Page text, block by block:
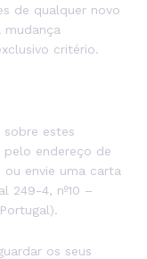
de qualquer novo
critério.
estes
endereço de
ou envie uma carta
249-4, nº10 –
os seus